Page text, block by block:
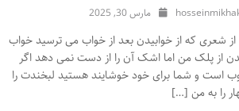
مارس 30, 2025
شعری که از خوابیدن بعد از خواب می ترسید خواب
از پلک من اما اشک آن را از دست نمی دهد اگر
است و شما برای خود خوشایند هستید لبخندت را
را به من […]